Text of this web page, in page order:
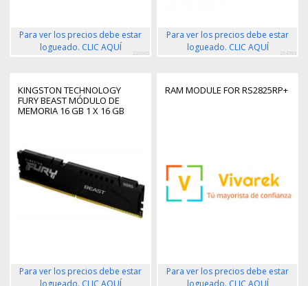
Para ver los precios debe estar
logueado. CLIC AQUÍ
226665
Para ver los precios debe estar
logueado. CLIC AQUÍ
254783
KINGSTON TECHNOLOGY
FURY BEAST MÓDULO DE
MEMORIA 16 GB 1 X 16 GB
Para ver los precios debe estar
logueado. CLIC AQUÍ
RAM MODULE FOR RS2825RP+
Para ver los precios debe estar
logueado. CLIC AQUÍ